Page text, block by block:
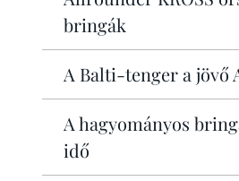
bringák
A Balti-tenger a jövő
A hagyományos
idő